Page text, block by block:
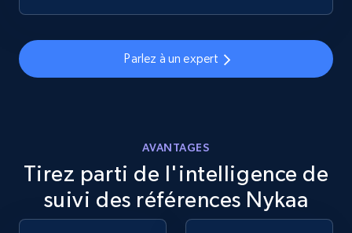
URL, Product id, Title, Seller name, Seller rating,
Seller reviews, Breadcrumbs, Root category, and
more.
Parlez à un expert
AVANTAGES
Tirez parti de l'intelligence de
suivi des références Nykaa